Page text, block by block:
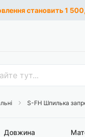
становить 1
S-FH Шпилька
Довжина